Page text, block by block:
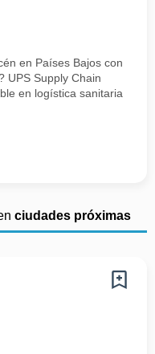
en Países Bajos con
UPS Supply Chain
en logística sanitaria
ciudades próximas